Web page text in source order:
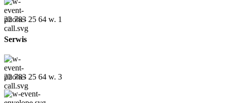
22 783 25 64 w. 1
Serwis
22 783 25 64 w. 3